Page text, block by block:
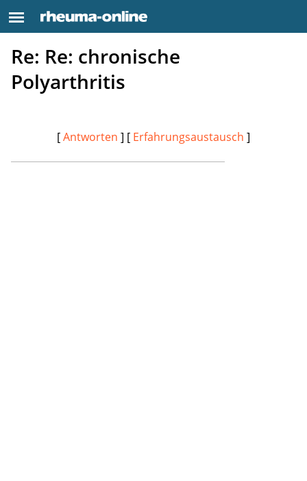
Re: Re: chronische
Polyarthritis
[Antworten ] [ Erfahrungsaustausch ]